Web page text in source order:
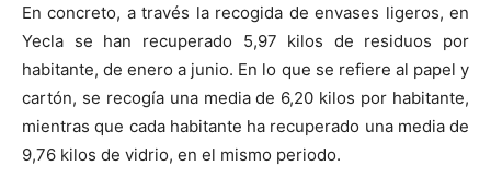
En concreto, a través la recogida de envases ligeros, en
Yecla se han recuperado 5,97 kilos de residuos por
habitante, de enero a junio. En lo que se refiere al papel y
cartón, se recogía una media de 6,20 kilos por habitante,
mientras que cada habitante ha recuperado una media de
9,76 kilos de vidrio, en el mismo periodo.